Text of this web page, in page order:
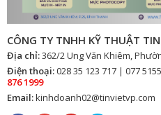
CÔNG TY TNHH KỸ THUẬT
Địa chỉ:362/2 Ung Văn Khiêm,
Điện thoại:028 35 123 717 | 077
876 1999
Email:kinhdoanh02@tinvietvp.com